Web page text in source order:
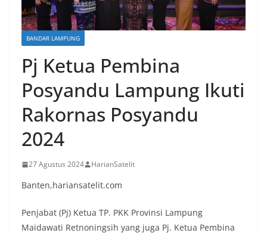
BANDAR LAMPUNG
Pj Ketua Pembina
Posyandu Lampung Ikuti
Rakornas Posyandu
2024
27 Agustus 2024 HarianSatelit
Banten,hariansatelit.com
Penjabat (Pj) Ketua TP. PKK Provinsi Lampung
Maidawati Retnoningsih yang juga Pj. Ketua Pembina